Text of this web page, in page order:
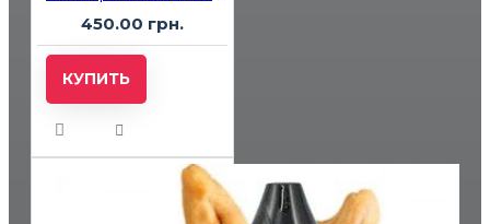
450.00 грн.
КУПИТЬ